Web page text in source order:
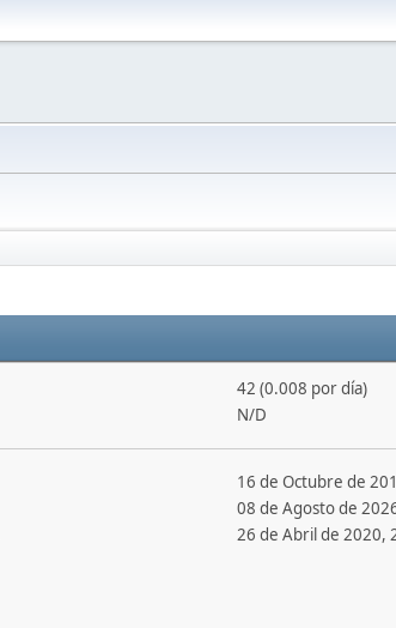
42 (0.008 por día)
N/D
16 de Octubre de
08 de Agosto de
26 de Abril de 2020,